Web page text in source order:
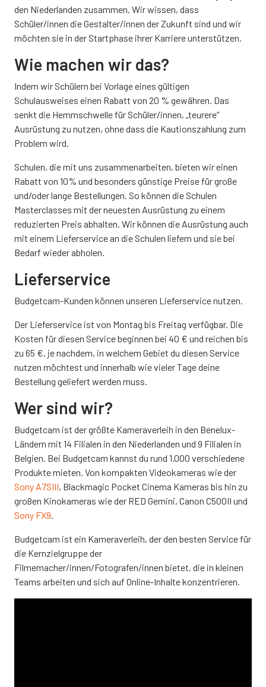
den Niederlanden zusammen. Wir wissen, dass
Schüler/innen die Gestalter/innen der Zukunft sind und wir
möchten sie in der Startphase ihrer Karriere unterstützen.
Wie machen wir das?
Indem wir Schülern bei Vorlage eines gültigen
Schulausweises einen Rabatt von 20 % gewähren. Das
senkt die Hemmschwelle für Schüler/innen, „teurere“
Ausrüstung zu nutzen, ohne dass die Kautionszahlung zum
Problem wird.
Schulen, die mit uns zusammenarbeiten, bieten wir einen
Rabatt von 10% und besonders günstige Preise für große
und/oder lange Bestellungen. So können die Schulen
Masterclasses mit der neuesten Ausrüstung zu einem
reduzierten Preis abhalten. Wir können die Ausrüstung auch
mit einem Lieferservice an die Schulen liefern und sie bei
Bedarf wieder abholen.
Lieferservice
Budgetcam-Kunden können unseren Lieferservice nutzen.
Der Lieferservice ist von Montag bis Freitag verfügbar. Die
Kosten für diesen Service beginnen bei 40 € und reichen bis
zu 65 €, je nachdem, in welchem Gebiet du diesen Service
nutzen möchtest und innerhalb wie vieler Tage deine
Bestellung geliefert werden muss.
Wer sind wir?
Budgetcam ist der größte Kameraverleih in den Benelux-
Ländern mit 14 Filialen in den Niederlanden und 9 Filialen in
Belgien. Bei Budgetcam kannst du rund 1.000 verschiedene
Produkte mieten. Von kompakten Videokameras wie der
Sony A7SIII, Blackmagic Pocket Cinema Kameras bis hin zu
großen Kinokameras wie der RED Gemini, Canon C500II und
Sony FX9
Budgetcam ist ein Kameraverleih, der den besten Service für
die Kernzielgruppe der
Filmemacher/innen/Fotografen/innen bietet, die in kleinen
Teams arbeiten und sich auf Online-Inhalte konzentrieren.